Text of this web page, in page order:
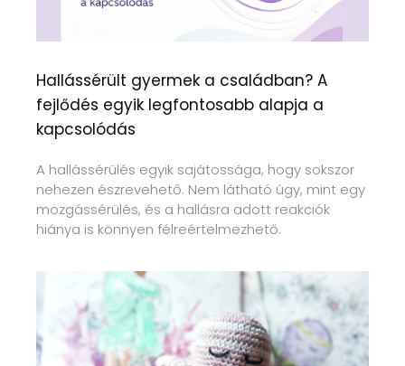
Hallássérült gyermek a családban? A
fejlődés egyik legfontosabb alapja a
kapcsolódás
A hallássérülés egyik sajátossága, hogy sokszor
nehezen észrevehető. Nem látható úgy, mint egy
mozgássérülés, és a hallásra adott reakciók
hiánya is könnyen félreértelmezhető.